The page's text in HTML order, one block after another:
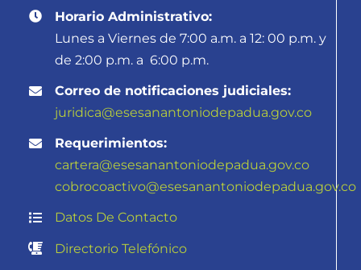
Horario Administrativo:
Lunes a Viernes de 7:00 a.m. a 12: 00 p.m. y
de 2:00 p.m. a 6:00 p.m.
Correo de notificaciones judiciales:
juridica@esesanantoniodepadua.gov.co
Requerimientos:
cartera@esesanantoniodepadua.gov.co
cobrocoactivo@esesanantoniodepadua.gov.co
Datos De Contacto
Directorio Telefónico